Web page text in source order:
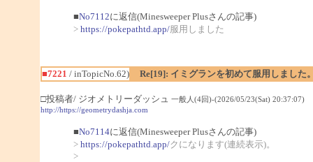
■No7112に返信(Minesweeper Plusさんの記事)
> https://pokepathtd.app/服用しました
■7221 / inTopicNo.62) Re[19]: イミグランを初めて服用しました
□投稿者/ ジオメトリーダッシュ 一般人(4回)-(2026/05/23(Sat) 20:37:07)
http://https://geometrydashja.com
■No7114に返信(Minesweeper Plusさんの記事)
> https://pokepathtd.app/クになります(連続表示)。
>